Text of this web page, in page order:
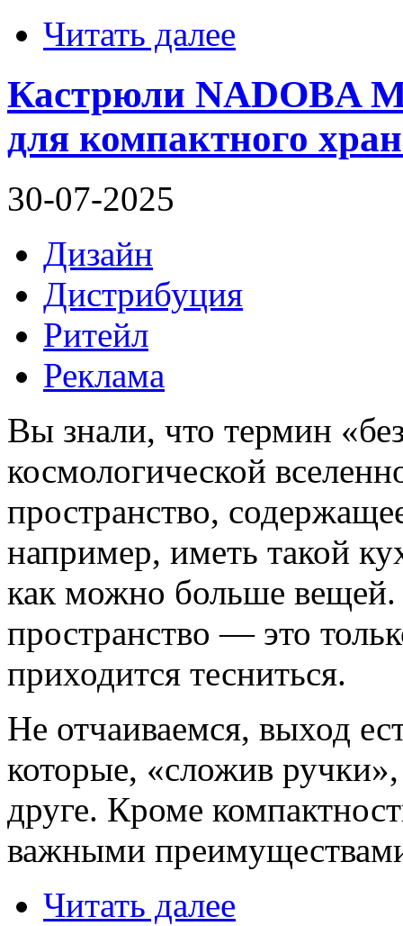
Читать далее
Кастрюли NADOBA
для компактного
30-07-2025
Дизайн
Дистрибуция
Ритейл
Реклама
Вы знали, что термин
космологической
пространство,
например, иметь такой
как можно больше
пространство — это
приходится тесниться.
Не отчаиваемся, выход
которые, «сложив
друге. Кроме
важными
Читать далее